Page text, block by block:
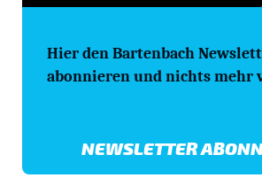
Hier den Bartenbach
abonnieren und nichts mehr
NEWSLETTER